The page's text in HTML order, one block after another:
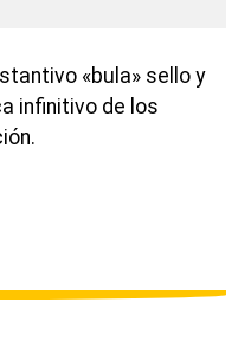
«bula» sello y
infinitivo de los